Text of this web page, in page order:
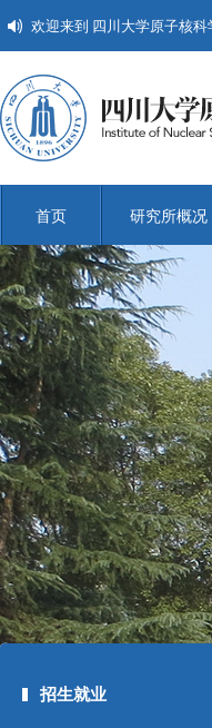
欢迎来到 四川大学原子核科
首页 研究所概况
招生就业